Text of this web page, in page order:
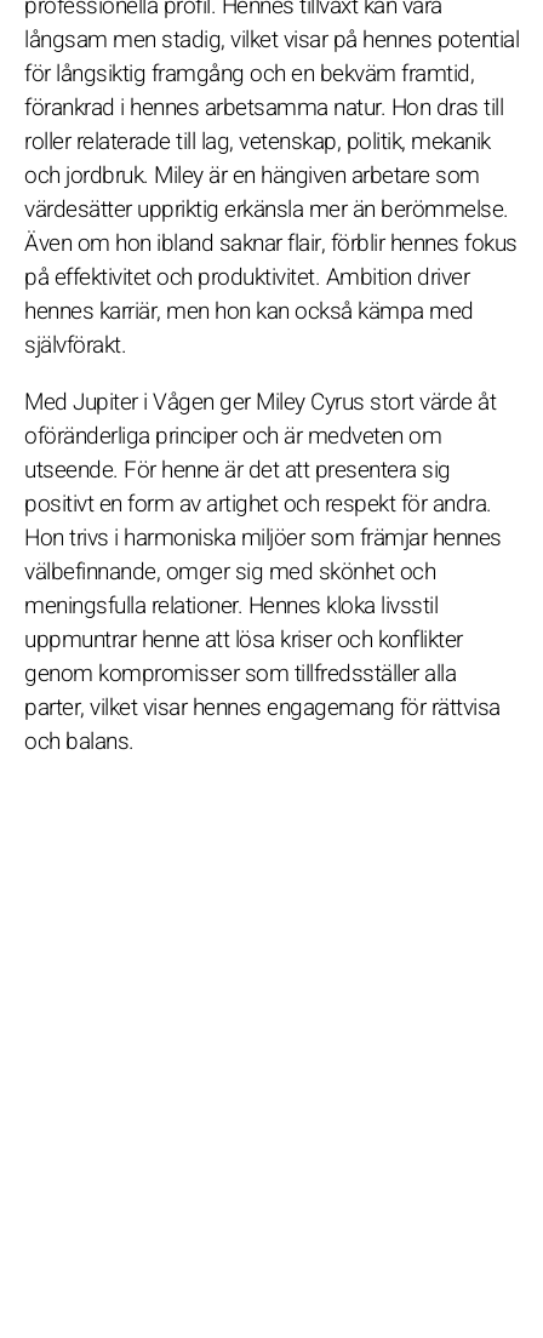
långsam men stadig, vilket visar på hennes potential
för långsiktig framgång och en bekväm framtid,
förankrad i hennes arbetsamma natur. Hon dras till
roller relaterade till lag, vetenskap, politik, mekanik
och jordbruk. Miley är en hängiven arbetare som
värdesätter uppriktig erkänsla mer än berömmelse.
Även om hon ibland saknar flair, förblir hennes fokus
på effektivitet och produktivitet. Ambition driver
hennes karriär, men hon kan också kämpa med
självförakt.
Med Jupiter i Vågen ger Miley Cyrus stort värde åt
oföränderliga principer och är medveten om
utseende. För henne är det att presentera sig
positivt en form av artighet och respekt för andra.
Hon trivs i harmoniska miljöer som främjar hennes
välbefinnande, omger sig med skönhet och
meningsfulla relationer. Hennes kloka livsstil
uppmuntrar henne att lösa kriser och konflikter
genom kompromisser som tillfredsställer alla
parter, vilket visar hennes engagemang för rättvisa
och balans.